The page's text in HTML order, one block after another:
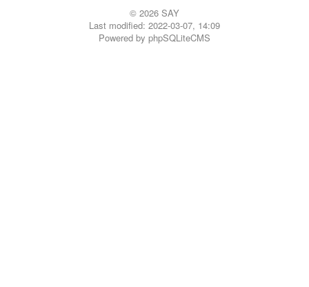
© 2026 SAY
Last modified: 2022-03-07, 14:09
Powered by phpSQLiteCMS